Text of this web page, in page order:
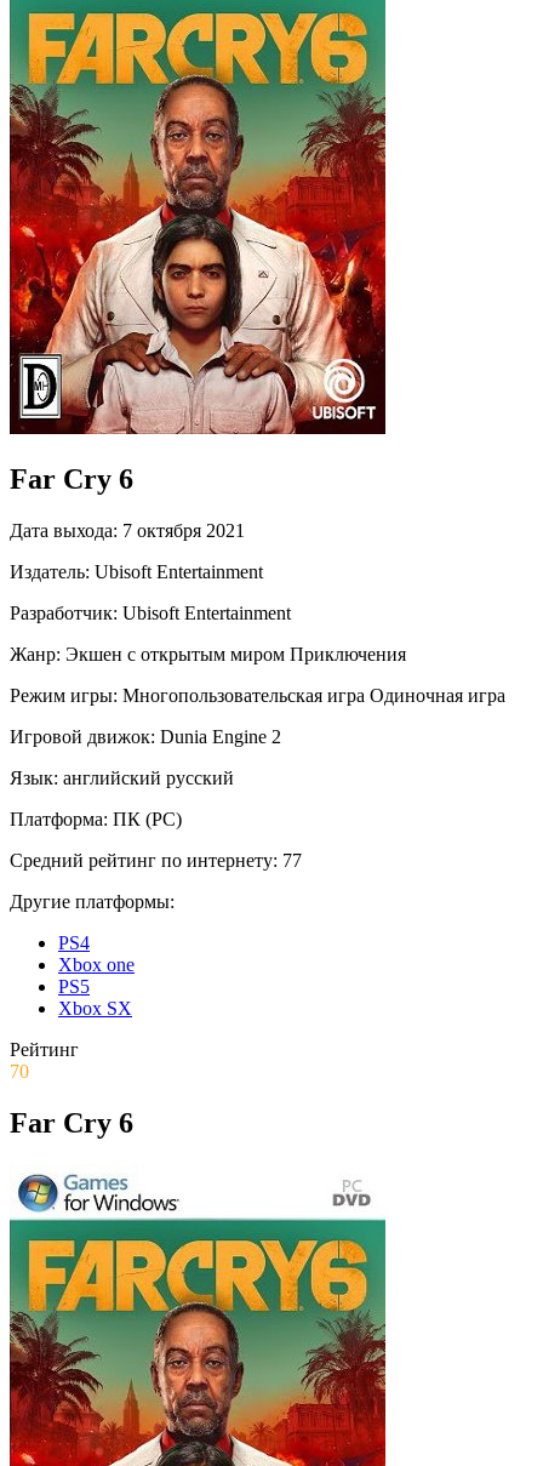
Far Cry 6
Дата выхода: 7 октября 2021
Издатель: Ubisoft Entertainment
Разработчик: Ubisoft Entertainment
Жанр: Экшен с открытым миром Приключения
Режим игры: Многопользовательская игра Одиночная игра
Игровой движок: Dunia Engine 2
Язык: английский русский
Платформа: ПК (PC)
Средний рейтинг по интернету: 77
Другие платформы:
PS4
Xbox one
PS5
Xbox SX
Рейтинг
70
Far Cry 6